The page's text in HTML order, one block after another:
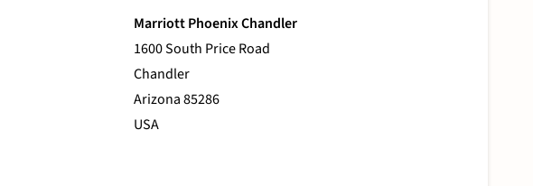
Marriott Phoenix Chandler
1600 South Price Road
Chandler
Arizona 85286
USA